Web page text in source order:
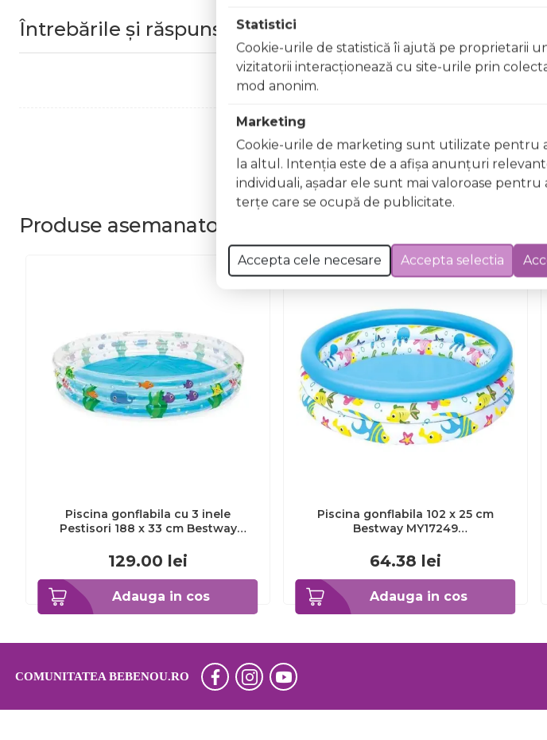
Întrebările și răspunsurile clienților
Nu există
Produse asemanatoare
Adauga in cos
Piscina gonflabila cu 3 inele
Pestisori 188 x 33 cm Bestway
129.00 lei
Adauga in cos
Piscina gonflabila 102 x 25 cm
Bestway MY17249
64.38 lei
COMUNITATEA BEBENOU.RO
Statistici
Cookie-urile de statistică îi ajută pe proprietarii
vizitatorii interacţionează cu site-urile prin
mod anonim.
Marketing
Cookie-urile de marketing sunt utilizate pentru
la altul. Intenţia este de a afişa anunţuri
individuali, aşadar ele sunt mai valoroase
terţe care se ocupă de publicitate.
Accepta cele necesare Accepta selectia